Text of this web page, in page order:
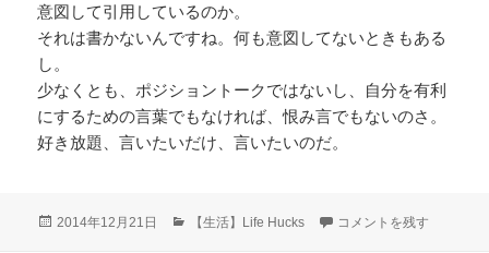
意図して引用しているのか。
それは書かないんですね。何も意図してないときもある
し。
少なくとも、ポジショントークではないし、自分を有利
にするための言葉でもなければ、恨み言でもないのさ。
好き放題、言いたいだけ、言いたいのだ。
投
2014年12月21日
カ【生活】Life Hucks 満足の文化/ JKガルブレ
コメントを残す